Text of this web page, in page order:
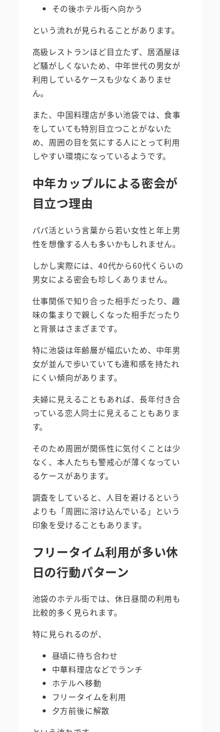
その後ホテル街へ向かう
という流れが見られることがあります。
高級レストランほど目立たず、居酒屋ほ
ど騒がしくないため、中年世代の男女が
利用しているケースも少なくありませ
ん。
また、中国料理店が多い池袋では、食事
をしていても特別目立つことがないた
め、周囲の目を気にする人にとって利用
しやすい環境になっているようです。
中年カップルによる密会が
目立つ理由
パパ活という言葉から若い女性と年上男
性を想像する人も多いかもしれません。
しかし実際には、40代から60代くらいの
男女による密会も珍しくありません。
仕事関係で知り合った相手だったり、趣
味の集まりで親しくなった相手だったり
と背景はさまざまです。
特に池袋は年齢層が幅広いため、中年男
女が並んで歩いていても違和感を持たれ
にくい傾向があります。
夫婦に見えることもあれば、長年付き合
っている恋人同士に見えることもありま
す。
そのため周囲が関係性に気付くことは少
なく、本人たちも警戒心が薄くなってい
るケースがあります。
調査をしていると、人目を避けるという
よりも「周囲に溶け込んでいる」という
印象を受けることもあります。
フリータイム利用が多い休
日の行動パターン
池袋のホテル街では、休日昼間の利用も
比較的多く見られます。
特に見られるのが、
昼頃に待ち合わせ
中華料理店などでランチ
ホテルへ移動
フリータイムを利用
夕方前後に解散